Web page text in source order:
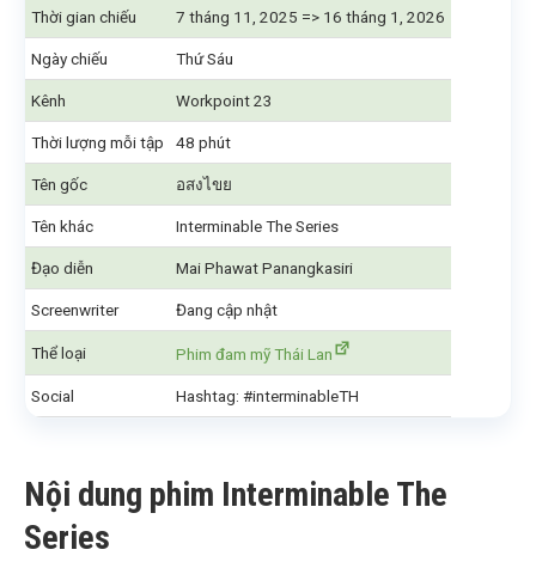
Thời gian chiếu 7 tháng 11, 2025 => 16 tháng 1, 2026
Ngày chiếu Thứ Sáu
Kênh Workpoint 23
Thời lượng mỗi tập 48 phút
Tên gốc อสงไขย
Tên khác Interminable The Series
Đạo diễn Mai Phawat Panangkasiri
Screenwriter Đang cập nhật
Thể loại Phim đam mỹ Thái Lan
Social Hashtag: #interminableTH
Nội dung phim Interminable The
Series